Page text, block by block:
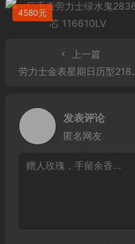
4580元
上一篇
劳力士金表星期日历型218238-83218 香槟色表盘
发表评论
匿名网友